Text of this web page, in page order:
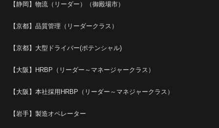
【静岡】物流（リーダー）（御殿場市）
【京都】品質管理（リーダークラス）
【京都】大型ドライバー(ポテンシャル)
【大阪】HRBP（リーダー～マネージャークラス）
【大阪】本社採用HRBP（リーダー～マネジャークラス）
【岩手】製造オペレーター